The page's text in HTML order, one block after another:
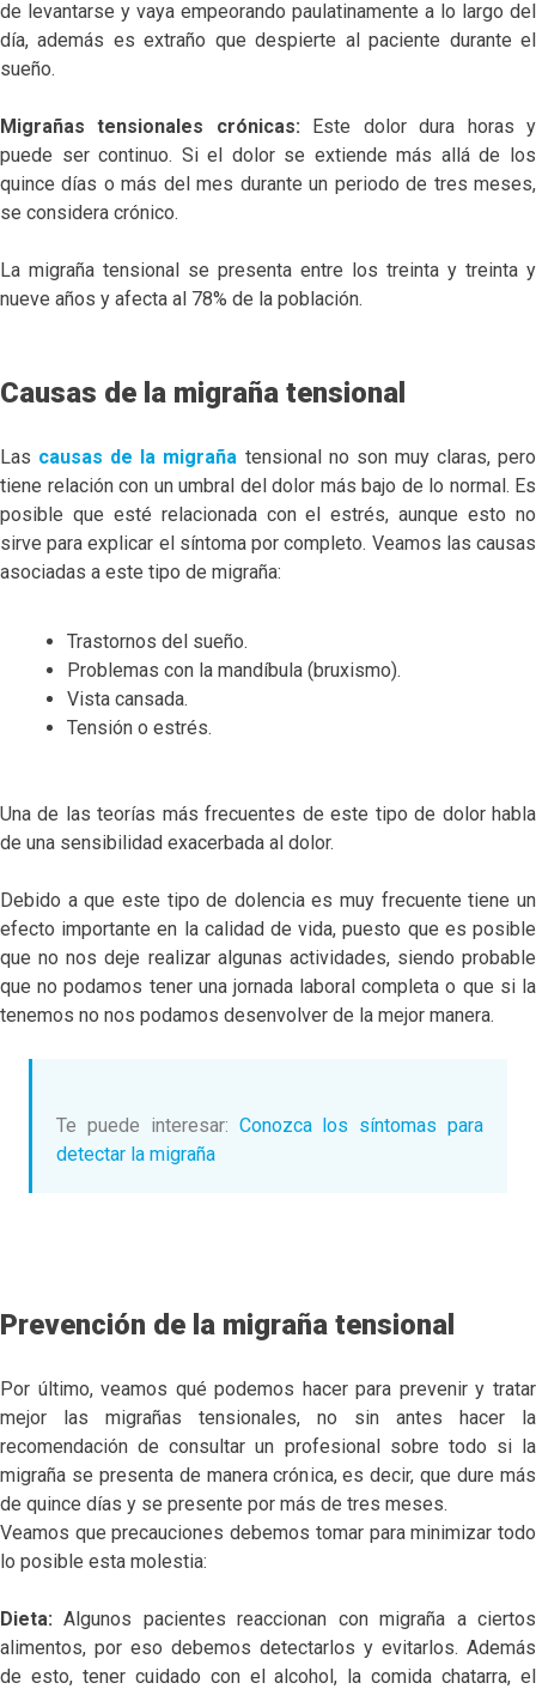
de levantarse y vaya empeorando paulatinamente a lo largo del
día, además es extraño que despierte al paciente durante el
sueño.
Migrañas tensionales crónicas: Este dolor dura horas y
puede ser continuo. Si el dolor se extiende más allá de los
quince días o más del mes durante un periodo de tres meses,
se considera crónico.
La migraña tensional se presenta entre los treinta y treinta y
nueve años y afecta al 78% de la población.
Causas de la migraña tensional
Las causas de la migraña tensional no son muy claras, pero
tiene relación con un umbral del dolor más bajo de lo normal. Es
posible que esté relacionada con el estrés, aunque esto no
sirve para explicar el síntoma por completo. Veamos las causas
asociadas a este tipo de migraña:
Trastornos del sueño.
Problemas con la mandíbula (bruxismo).
Vista cansada.
Tensión o estrés.
Una de las teorías más frecuentes de este tipo de dolor habla
de una sensibilidad exacerbada al dolor.
Debido a que este tipo de dolencia es muy frecuente tiene un
efecto importante en la calidad de vida, puesto que es posible
que no nos deje realizar algunas actividades, siendo probable
que no podamos tener una jornada laboral completa o que si la
tenemos no nos podamos desenvolver de la mejor manera.
Te puede interesar: Conozca los síntomas para
detectar la migraña
Prevención de la migraña tensional
Por último, veamos qué podemos hacer para prevenir y tratar
mejor las migrañas tensionales, no sin antes hacer la
recomendación de consultar un profesional sobre todo si la
migraña se presenta de manera crónica, es decir, que dure más
de quince días y se presente por más de tres meses.
Veamos que precauciones debemos tomar para minimizar todo
lo posible esta molestia:
Dieta: Algunos pacientes reaccionan con migraña a ciertos
alimentos, por eso debemos detectarlos y evitarlos. Además
de esto, tener cuidado con el alcohol, la comida chatarra, el